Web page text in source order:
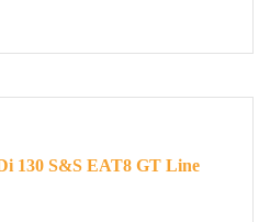
130 S&S EAT8 GT Line